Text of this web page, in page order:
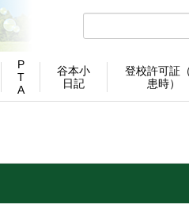
P
T
A
谷本小
日記
登校許可証
患時）